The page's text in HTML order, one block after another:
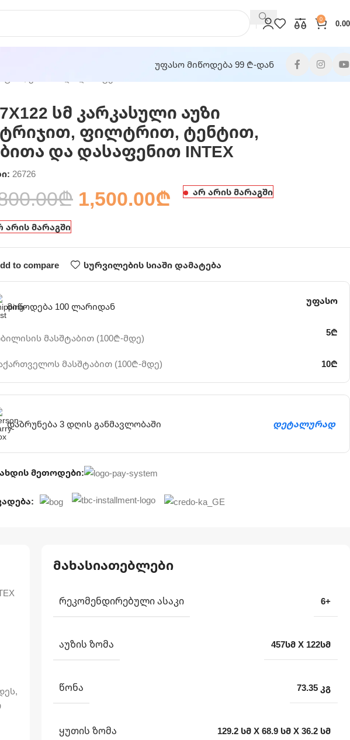
0 0.00
უფასო მიწოდება 99 ₾-დან
სმ კარკასული აუზი
ფილტრით, ტენტით,
და დასაფენით INTEX
26726
₾ 1,500.00₾ არ არის მარაგში
არის მარაგში
to compare სურვილების სიაში დამატება
მიწოდება 100 ლარიდან
მასშტაბით (100₾-მდე)
მასშტაბით (100₾-მდე)
უფასო
5₾
10₾
დაბრუნება 3 დღის განმავლობაში დეტალურად
მეთოდები:
მახასიათებლები
ᲠᲔᲙᲝᲛᲔᲜᲓᲘᲠᲔᲑᲣᲚᲘ ᲐᲡᲐᲙᲘ 6+
ᲐᲣᲖᲘᲡ ᲖᲝᲛᲐ 457სმ X 122სმ
ᲬᲝᲜᲐ 73.35 კგ
ᲧᲣᲗᲘᲡ ᲖᲝᲛᲐ 129.2 სმ X 68.9 სმ X 36.2 სმ